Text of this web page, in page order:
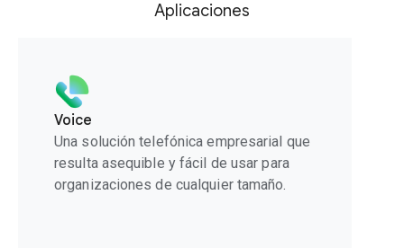
Aplicaciones
Voice
Una solución telefónica empresarial que
resulta asequible y fácil de usar para
organizaciones de cualquier tamaño.